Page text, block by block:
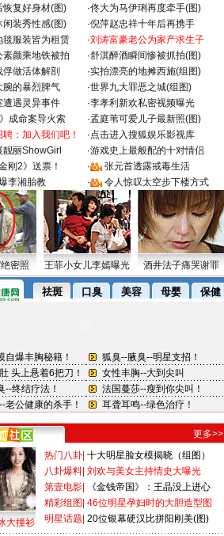
恢复好身材(图) ·佟大为马伊琍再度牵手(图)
闲装秀性感(图) ·倪萍赵忠祥十年后再携手
毯服装皆为租赁 ·刘涛富豪老公为家产求生子
素颜乘地铁被拍 ·舒淇醉酒瞬间惨被抓拍(图)
俘做活体解剖 ·实拍漂亮的地摊西施(组图)
腕的暴烈脾气 ·世界九大罪恶之城(组图)
遭遇灵异事件 ·李孝利新欢私密视频曝光
成命案导火索 ·孟庭苇可爱儿子最新照(图)
：加入我们吧！ ·点击进入搜狐娱乐影视库
靓丽ShowGirl ·游戏史上最般配的十对情侣
刚2》送票！ ·
张元首透露戒毒生活
李湘胎教 · 令人惊叹太空步下楼方式
密照 王菲小女儿李嫣曝光 酒井法子痛哭谢罪
更多>>
大撞衫
热门八卦 十大明星脸女模揭晓（组图）
八卦爆料 刘欢与美女主持情史大曝光
第壹电影
《金钱帝国》：王晶没上进心
精彩组图 46位明星孕妇时的大胆造型图
明星话题 20位银幕硬汉比拼阳刚美(图)